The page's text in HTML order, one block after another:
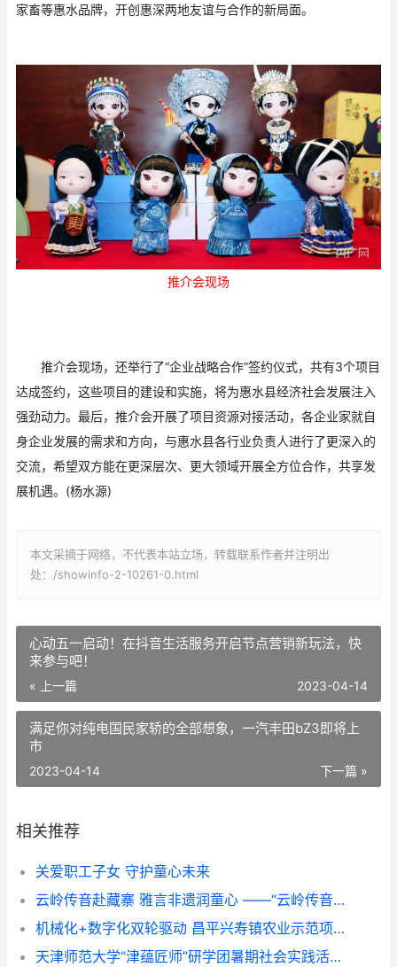
家畜等惠水品牌，开创惠深两地友谊与合作的新局面。
推介会现场
推介会现场，还举行了“企业战略合作”签约仪式，共有3个项目
达成签约，这些项目的建设和实施，将为惠水县经济社会发展注入
强劲动力。最后，推介会开展了项目资源对接活动，各企业家就自
身企业发展的需求和方向，与惠水县各行业负责人进行了更深入的
交流，希望双方能在更深层次、更大领域开展全方位合作，共享发
展机遇。(杨水源)
本文采摘于网络，不代表本站立场，转载联系作者并注明出
处：/showinfo-2-10261-0.html
心动五一启动！在抖音生活服务开启节点营销新玩法，快
来参与吧！
« 上一篇 2023-04-14
满足你对纯电国民家轿的全部想象，一汽丰田bZ3即将上
市
下一篇 »
2023-04-14
相关推荐
关爱职工子女 守护童心未来
云岭传音赴藏寨 雅言非遗润童心 ——“云岭传音”志愿服务队赴甘堡藏寨推普实践纪实
机械化+数字化双轮驱动 昌平兴寿镇农业示范项目展示培训成果
天津师范大学“津蕴匠师”研学团暑期社会实践活动纪实